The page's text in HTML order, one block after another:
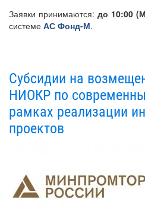
Заявки принимаются:до 10:00
системе АС Фонд-М.
Субсидии на
НИОКР по
рамках реализации
проектов